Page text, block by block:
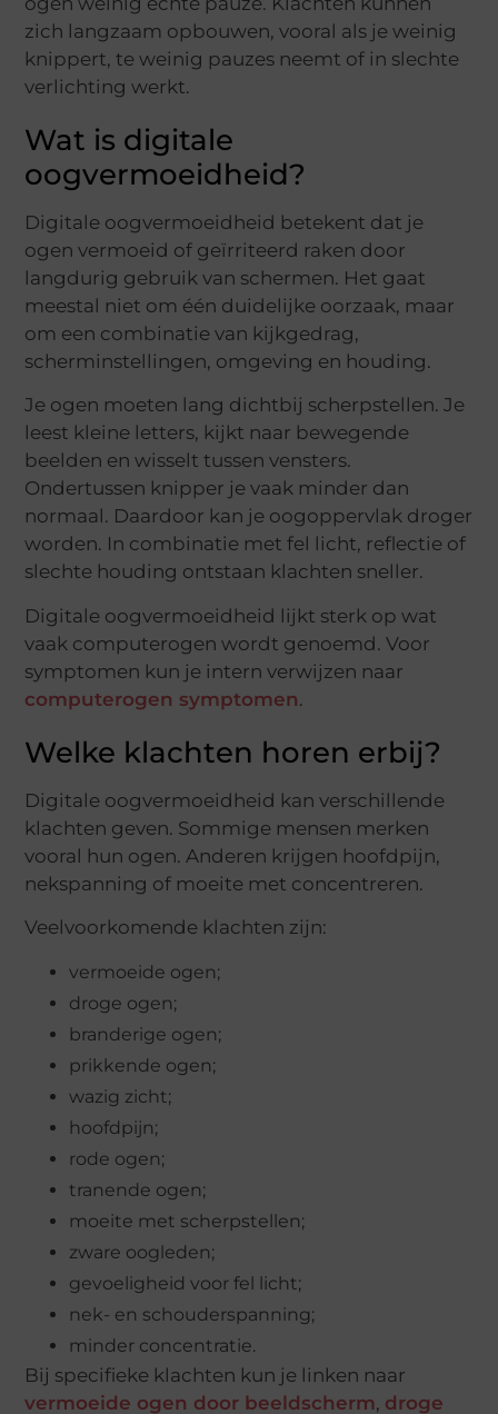
zich langzaam opbouwen, vooral als je weinig
knippert, te weinig pauzes neemt of in slechte
verlichting werkt.
Wat is digitale
oogvermoeidheid?
Digitale oogvermoeidheid betekent dat je
ogen vermoeid of geïrriteerd raken door
langdurig gebruik van schermen. Het gaat
meestal niet om één duidelijke oorzaak, maar
om een combinatie van kijkgedrag,
scherminstellingen, omgeving en houding.
Je ogen moeten lang dichtbij scherpstellen. Je
leest kleine letters, kijkt naar bewegende
beelden en wisselt tussen vensters.
Ondertussen knipper je vaak minder dan
normaal. Daardoor kan je oogoppervlak droger
worden. In combinatie met fel licht, reflectie of
slechte houding ontstaan klachten sneller.
Digitale oogvermoeidheid lijkt sterk op wat
vaak computerogen wordt genoemd. Voor
symptomen kun je intern verwijzen naar
computerogen symptomen.
Welke klachten horen erbij?
Digitale oogvermoeidheid kan verschillende
klachten geven. Sommige mensen merken
vooral hun ogen. Anderen krijgen hoofdpijn,
nekspanning of moeite met concentreren.
Veelvoorkomende klachten zijn:
vermoeide ogen;
droge ogen;
branderige ogen;
prikkende ogen;
wazig zicht;
hoofdpijn;
rode ogen;
tranende ogen;
moeite met scherpstellen;
zware oogleden;
gevoeligheid voor fel licht;
nek- en schouderspanning;
minder concentratie.
Bij specifieke klachten kun je linken naar
vermoeide ogen door beeldscherm, droge